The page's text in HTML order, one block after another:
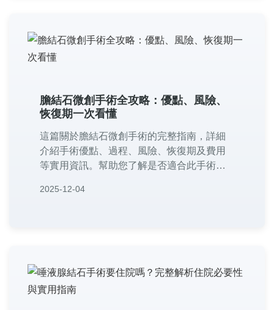
膽結石微創手術全攻略：優點、風險、
恢復期一次看懂
這篇關於膽結石微創手術的完整指南，詳細
介紹手術優點、過程、風險、恢復期及費用
等實用資訊。幫助您了解是否適合此手術，
提供全面參考，讓您做出明智的健康決策。
2025-12-04